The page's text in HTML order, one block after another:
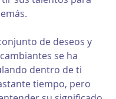
de deseos y
se ha
dentro de ti
tiempo, pero